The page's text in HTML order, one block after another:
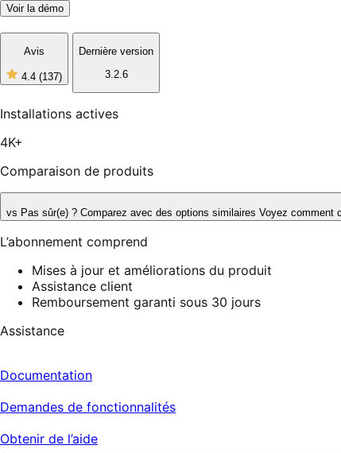
Voir la démo
Avis
4.4 (137)
4
sur
5,
Dernière version
3.2.6
Installations actives
4K+
Comparaison de produits
vs Pas sûr(e) ? Comparez avec des options similaires Voyez comment
L’abonnement comprend
Mises à jour et améliorations du produit
Assistance client
Remboursement garanti sous 30 jours
Assistance
Documentation
Demandes de fonctionnalités
Obtenir de l’aide